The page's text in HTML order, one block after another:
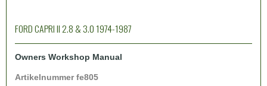
FORD CAPRI II 2.8 & 3.0 1974-1987
Owners Workshop Manual
Artikelnummer fe805